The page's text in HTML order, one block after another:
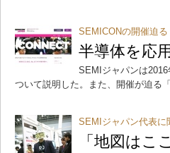
SEMICONの開催迫る
半導体を応
SEMIジャパンは
ついて説明した。また、開催が迫る
SEMIジャパン代表に
「地図はこ